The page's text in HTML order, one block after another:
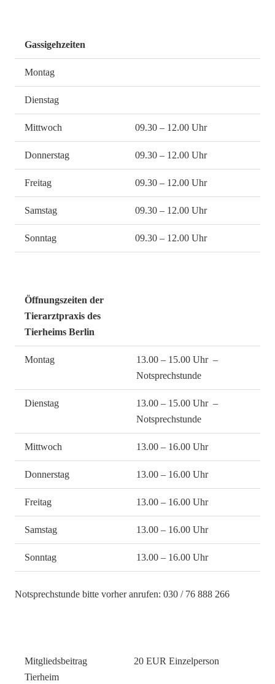
Gassigehzeiten
Montag
Dienstag
Mittwoch 09.30 – 12.00 Uhr
Donnerstag 09.30 – 12.00 Uhr
Freitag 09.30 – 12.00 Uhr
Samstag 09.30 – 12.00 Uhr
Sonntag 09.30 – 12.00 Uhr
Öffnungszeiten der
Tierarztpraxis des
Tierheims Berlin
Montag
13.00 – 15.00 Uhr –
Notsprechstunde
Dienstag
13.00 – 15.00 Uhr –
Notsprechstunde
Mittwoch 13.00 – 16.00 Uhr
Donnerstag 13.00 – 16.00 Uhr
Freitag 13.00 – 16.00 Uhr
Samstag 13.00 – 16.00 Uhr
Sonntag 13.00 – 16.00 Uhr
Notsprechstunde bitte vorher anrufen: 030 / 76 888 266
Mitgliedsbeitrag
Tierheim
20 EUR Einzelperson